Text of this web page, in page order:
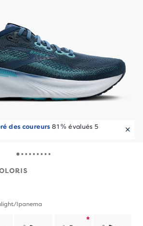
l’adorent100+ achats en 7 jours
des coureurs 81 % évalués 5
Ipanema